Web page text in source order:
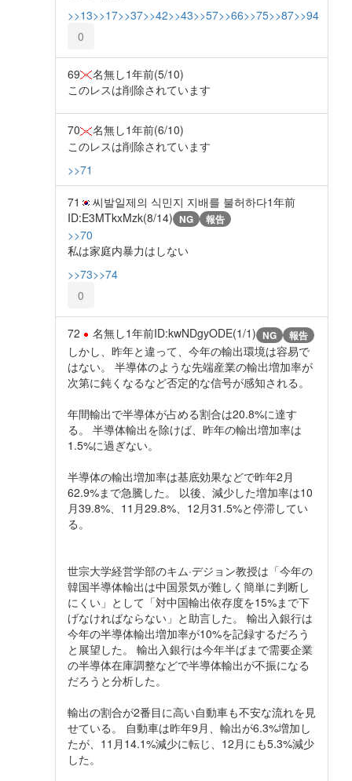
>>13>>17>>37>>42>>43>>57>>66>>75>>87>>94
0
69 名無し1年前(5/10)
このレスは削除されています
70 名無し1年前(6/10)
このレスは削除されています
>>71
71 씨발일제의 식민지 지배를 불허하다1年前
ID:E3MTkxMzk(8/14) NG 報告
>>70
私は家庭内暴力はしない
>>73>>74
0
72 名無し1年前ID:kwNDgyODE(1/1) NG 報告
しかし、昨年と違って、今年の輸出環境は容易で
はない。 半導体のような先端産業の輸出増加率が
次第に鈍くなるなど否定的な信号が感知される。
年間輸出で半導体が占める割合は20.8%に達す
る。 半導体輸出を除けば、昨年の輸出増加率は
1.5%に過ぎない。
半導体の輸出増加率は基底効果などで昨年2月
62.9%まで急騰した。 以後、減少した増加率は10
月39.8%、11月29.8%、12月31.5%と停滞してい
る。
世宗大学経営学部のキム·デジョン教授は「今年の
韓国半導体輸出は中国景気が難しく簡単に判断し
にくい」として「対中国輸出依存度を15%まで下
げなければならない」と助言した。 輸出入銀行は
今年の半導体輸出増加率が10%を記録するだろう
と展望した。 輸出入銀行は今年半ばまで需要企業
の半導体在庫調整などで半導体輸出が不振になる
だろうと分析した。
輸出の割合が2番目に高い自動車も不安な流れを見
せている。 自動車は昨年9月、輸出が6.3%増加し
たが、11月14.1%減少に転じ、12月にも5.3%減少
した。